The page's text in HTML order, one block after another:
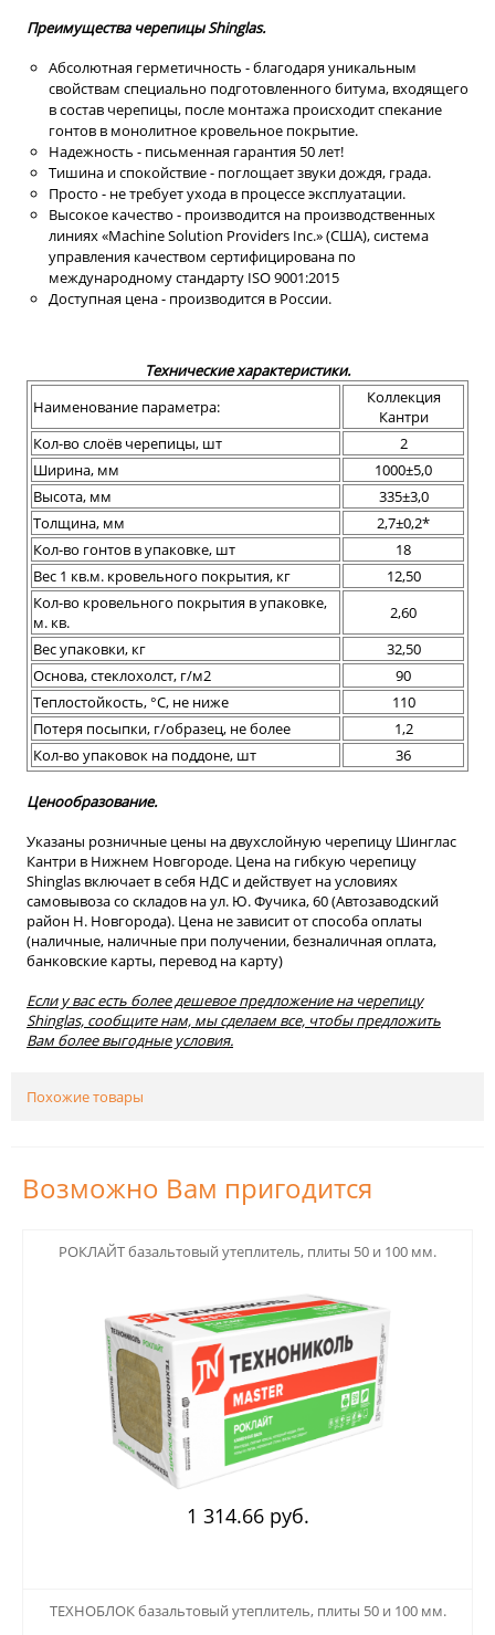
Преимущества черепицы Shinglas.
Абсолютная герметичность - благодаря уникальным
свойствам специально подготовленного битума, входящего
в состав черепицы, после монтажа происходит спекание
гонтов в монолитное кровельное покрытие.
Надежность - письменная гарантия 50 лет!
Тишина и спокойствие - поглощает звуки дождя, града.
Просто - не требует ухода в процессе эксплуатации.
Высокое качество - производится на производственных
линиях «Machine Solution Providers Inc.» (США), система
управления качеством сертифицирована по
международному стандарту ISO 9001:2015
Доступная цена - производится в России.
Технические характеристики.
Наименование параметра:
Коллекция
Кантри
Кол-во слоёв черепицы, шт
2
Ширина, мм
1000±5,0
Высота, мм
335±3,0
Толщина, мм
2,7±0,2*
Кол-во гонтов в упаковке, шт
18
Вес 1 кв.м. кровельного покрытия, кг
12,50
Кол-во кровельного покрытия в упаковке,
м. кв.
2,60
Вес упаковки, кг
32,50
Основа, стеклохолст, г/м2
90
Теплостойкость, °С, не ниже
110
Потеря посыпки, г/образец, не более
1,2
Кол-во упаковок на поддоне, шт
36
Ценообразование.
Указаны розничные цены на двухслойную черепицу Шинглас
Кантри в Нижнем Новгороде. Цена на гибкую черепицу
Shinglas включает в себя НДС и действует на условиях
самовывоза со складов на ул. Ю. Фучика, 60 (Автозаводский
район Н. Новгорода). Цена не зависит от способа оплаты
(наличные, наличные при получении, безналичная оплата,
банковские карты, перевод на карту)
Если у вас есть более дешевое предложение на черепицу
Shinglas, сообщите нам, мы сделаем все, чтобы предложить
Вам более выгодные условия.
Похожие товары
Возможно Вам пригодится
РОКЛАЙТ базальтовый утеплитель, плиты 50 и 100 мм.
1 314.66 руб.
ТЕХНОБЛОК базальтовый утеплитель, плиты 50 и 100 мм.